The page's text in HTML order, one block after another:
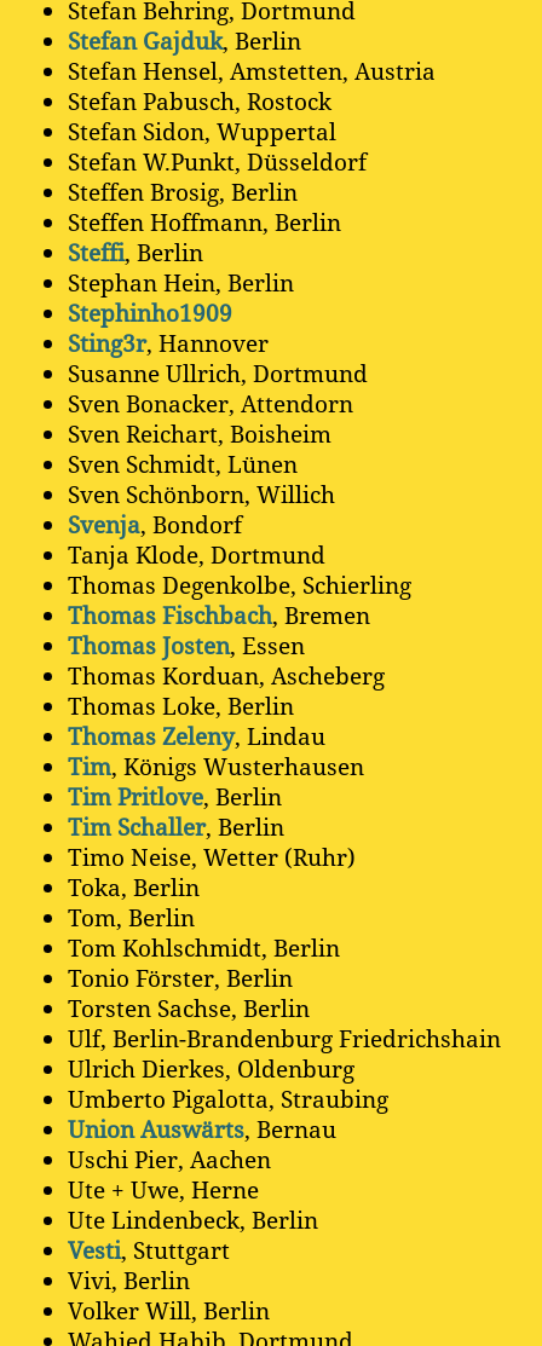
Stefan Behring, Dortmund
Stefan Gajduk, Berlin
Stefan Hensel, Amstetten, Austria
Stefan Pabusch, Rostock
Stefan Sidon, Wuppertal
Stefan W.Punkt, Düsseldorf
Steffen Brosig, Berlin
Steffen Hoffmann, Berlin
Steffi, Berlin
Stephan Hein, Berlin
Stephinho1909
Sting3r, Hannover
Susanne Ullrich, Dortmund
Sven Bonacker, Attendorn
Sven Reichart, Boisheim
Sven Schmidt, Lünen
Sven Schönborn, Willich
Svenja, Bondorf
Tanja Klode, Dortmund
Thomas Degenkolbe, Schierling
Thomas Fischbach, Bremen
Thomas Josten, Essen
Thomas Korduan, Ascheberg
Thomas Loke, Berlin
Thomas Zeleny, Lindau
Tim, Königs Wusterhausen
Tim Pritlove, Berlin
Tim Schaller, Berlin
Timo Neise, Wetter (Ruhr)
Toka, Berlin
Tom, Berlin
Tom Kohlschmidt, Berlin
Tonio Förster, Berlin
Torsten Sachse, Berlin
Ulf, Berlin-Brandenburg Friedrichshain
Ulrich Dierkes, Oldenburg
Umberto Pigalotta, Straubing
Union Auswärts, Bernau
Uschi Pier, Aachen
Ute + Uwe, Herne
Ute Lindenbeck, Berlin
Vesti, Stuttgart
Vivi, Berlin
Volker Will, Berlin